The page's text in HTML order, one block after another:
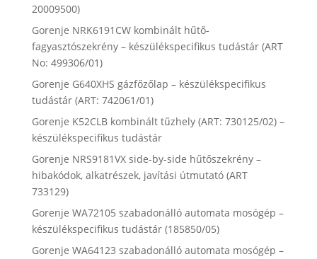
20009500)
Gorenje NRK6191CW kombinált hűtő-
fagyasztószekrény – készülékspecifikus tudástár (ART
No: 499306/01)
Gorenje G640XHS gázfőzőlap – készülékspecifikus
tudástár (ART: 742061/01)
Gorenje K52CLB kombinált tűzhely (ART: 730125/02) –
készülékspecifikus tudástár
Gorenje NRS9181VX side-by-side hűtőszekrény –
hibakódok, alkatrészek, javítási útmutató (ART
733129)
Gorenje WA72105 szabadonálló automata mosógép –
készülékspecifikus tudástár (185850/05)
Gorenje WA64123 szabadonálló automata mosógép –